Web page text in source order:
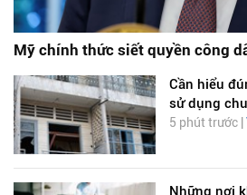
Mỹ chính thức siết quyền công
Cần hiểu
sử dụng
5 phút trước |